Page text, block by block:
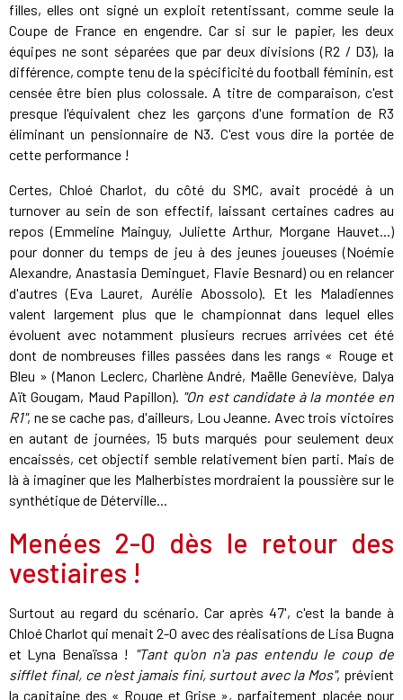
filles, elles ont signé un exploit retentissant, comme seule la
Coupe de France en engendre. Car si sur le papier, les deux
équipes ne sont séparées que par deux divisions (R2 / D3), la
différence, compte tenu de la spécificité du football féminin, est
censée être bien plus colossale. A titre de comparaison, c'est
presque l'équivalent chez les garçons d'une formation de R3
éliminant un pensionnaire de N3. C'est vous dire la portée de
cette performance !
Certes, Chloé Charlot, du côté du SMC, avait procédé à un
turnover au sein de son effectif, laissant certaines cadres au
repos (Emmeline Mainguy, Juliette Arthur, Morgane Hauvet...)
pour donner du temps de jeu à des jeunes joueuses (Noémie
Alexandre, Anastasia Deminguet, Flavie Besnard) ou en relancer
d'autres (Eva Lauret, Aurélie Abossolo). Et les Maladiennes
valent largement plus que le championnat dans lequel elles
évoluent avec notamment plusieurs recrues arrivées cet été
dont de nombreuses filles passées dans les rangs « Rouge et
Bleu » (Manon Leclerc, Charlène André, Maëlle Geneviève, Dalya
Aït Gougam, Maud Papillon). "On est candidate à la montée en
R1", ne se cache pas, d'ailleurs, Lou Jeanne. Avec trois victoires
en autant de journées, 15 buts marqués pour seulement deux
encaissés, cet objectif semble relativement bien parti. Mais de
là à imaginer que les Malherbistes mordraient la poussière sur le
synthétique de Déterville...
Menées 2-0 dès le retour des
vestiaires !
Surtout au regard du scénario. Car après 47', c'est la bande à
Chloé Charlot qui menait 2-0 avec des réalisations de Lisa Bugna
et Lyna Benaïssa ! "Tant qu'on n'a pas entendu le coup de
sifflet final, ce n'est jamais fini, surtout avec la Mos", prévient
la capitaine des « Rouge et Grise », parfaitement placée pour